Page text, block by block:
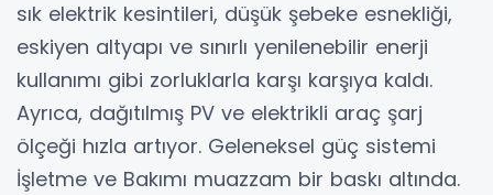
sık elektrik kesintileri, düşük şebeke esnekliği,
eskiyen altyapı ve sınırlı yenilenebilir enerji
kullanımı gibi zorluklarla karşı karşıya kaldı.
Ayrıca, dağıtılmış PV ve elektrikli araç şarj
ölçeği hızla artıyor. Geleneksel güç sistemi
İşletme ve Bakımı muazzam bir baskı altında.